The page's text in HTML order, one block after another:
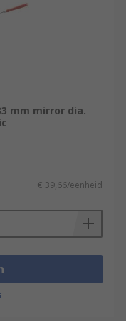
mm mirror dia.
€ 39,66/eenheid